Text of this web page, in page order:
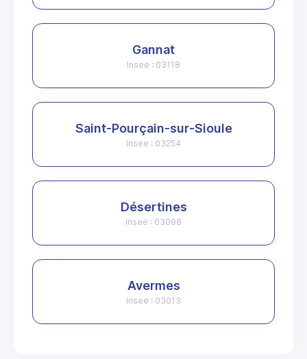
Gannat
Insee : 03118
Saint-Pourçain-sur-Sioule
Insee : 03254
Désertines
Insee : 03098
Avermes
Insee : 03013